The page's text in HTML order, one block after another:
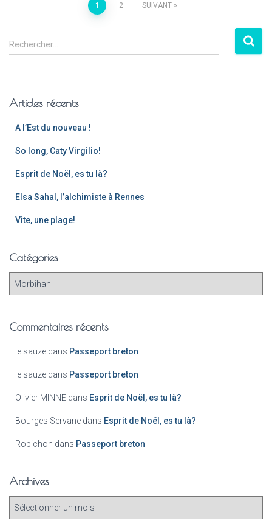
1 2 SUIVANT
Rechercher…
Articles récents
A l’Est du nouveau !
So long, Caty Virgilio!
Esprit de Noël, es tu là?
Elsa Sahal, l’alchimiste à Rennes
Vite, une plage!
Catégories
Commentaires récents
le sauze dans Passeport breton
le sauze dans Passeport breton
Olivier MINNE dans Esprit de Noël, es tu là?
Bourges Servane dans Esprit de Noël, es tu là?
Robichon dans Passeport breton
Archives